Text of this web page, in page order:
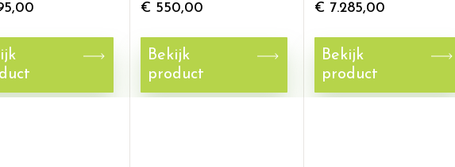
€ 550,00
Bekijk
product
€ 7.285,00
Bekijk
product